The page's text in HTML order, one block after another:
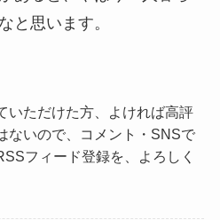
と思います。
いただけた方、よければ高評
いので、コメント・SNSで
フィード登録を、よろしく